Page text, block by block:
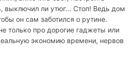
выключил ли утюг… Стоп! Ведь дом
он сам заботился о рутине.
только про дорогие гаджеты или
экономию времени, нервов